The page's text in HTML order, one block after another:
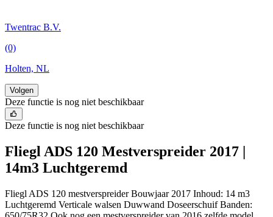
Twentrac B.V.
(0)
Holten, NL
Volgen
Deze functie is nog niet beschikbaar
Deze functie is nog niet beschikbaar
Fliegl ADS 120 Mestverspreider 2017 |
14m3 Luchtgeremd
Fliegl ADS 120 mestverspreider Bouwjaar 2017 Inhoud: 14 m3
Luchtgeremd Verticale walsen Duwwand Doseerschuif Banden: